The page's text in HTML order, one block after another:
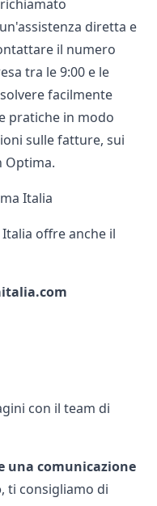
diretta e
il numero
tra le 9:00 e le
facilmente
pratiche in modo
sulle fatture, sui
Optima.
Italia
offre anche il
con il team di
una comunicazione
, ti consigliamo di